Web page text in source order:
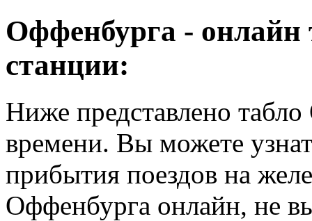
Оффенбурга - онлайн
станции:
Ниже представлено
времени. Вы можете
прибытия поездов на
Оффенбурга онлайн, не